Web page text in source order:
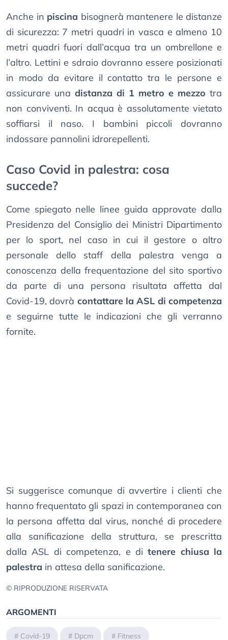
Anche in piscina bisognerà mantenere le distanze
di sicurezza: 7 metri quadri in vasca e almeno 10
metri quadri fuori dall’acqua tra un ombrellone e
l’altro. Lettini e sdraio dovranno essere posizionati
in modo da evitare il contatto tra le persone e
assicurare una distanza di 1 metro e mezzo tra
non conviventi. In acqua è assolutamente vietato
soffiarsi il naso. I bambini piccoli dovranno
indossare pannolini idrorepellenti.
Caso Covid in palestra: cosa
succede?
Come spiegato nelle linee guida approvate dalla
Presidenza del Consiglio dei Ministri Dipartimento
per lo sport, nel caso in cui il gestore o altro
personale dello staff della palestra venga a
conoscenza della frequentazione del sito sportivo
da parte di una persona risultata affetta dal
Covid-19, dovrà contattare la ASL di competenza
e seguirne tutte le indicazioni che gli verranno
fornite.
Si suggerisce comunque di avvertire i clienti che
hanno frequentato gli spazi in contemporanea con
la persona affetta dal virus, nonché di procedere
alla sanificazione della struttura, se prescritta
dalla ASL di competenza, e ditenere chiusa la
palestra in attesa della sanificazione.
© RIPRODUZIONE RISERVATA
ARGOMENTI
# Covid-19 # Dpcm # Fitness